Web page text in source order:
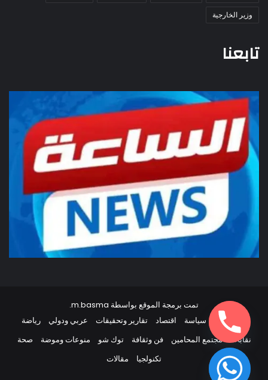
وزير الخارجية
تابعنا
تمت برمجة الموقع بواسطة m.basma
.
أخبار مصر
سياسة اقتصاد تقارير وتحقيقات عربي ودولي
رياضة
نقابات
مجتمع المحامين فن وثقافة توك شو منوعات وموضة
صحة
تكنولجيا
مقالات